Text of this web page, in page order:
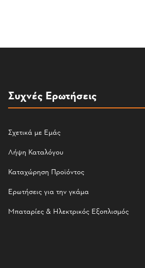
Συχνές Ερωτήσεις
Σχετικά με Εμάς
Λήψη Καταλόγου
Καταχώρηση Προϊόντος
Ερωτήσεις για την γκάμα
Μπαταρίες & Ηλεκτρικός Εξοπλισμός